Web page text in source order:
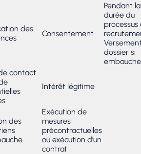
des
Consentement
Pendant la
durée du
processus
dossier si
embauche
contact
Intérêt légitime
des
Exécution de
mesures
précontractuelles
ou exécution d’un
contrat